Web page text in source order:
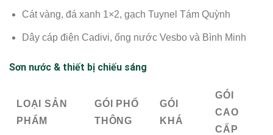
Cát vàng, đá xanh 1×2, gạch Tuynel Tám Quỳnh
Dây cáp điện Cadivi, ống nước Vesbo và Bình Minh
Sơn nước & thiết bị chiếu sáng
LOẠI SẢN
PHẨM
GÓI PHỔ
THÔNG
GÓI
KHÁ
GÓI
CAO
CẤP